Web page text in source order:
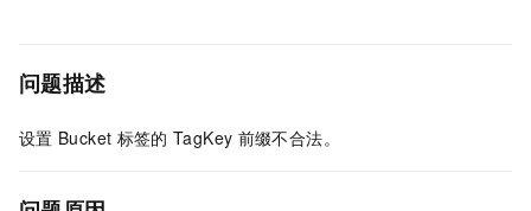
问题描述
设置 Bucket 标签的 TagKey 前缀不合法。